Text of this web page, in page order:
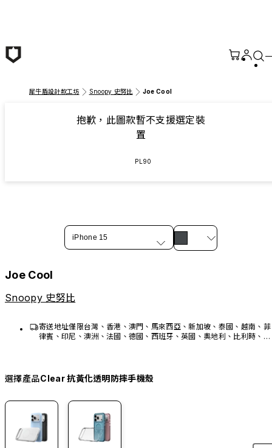
犀牛盾設計款工坊 Snoopy 史努比 Joe Cool
抱歉，此圖款暫不支援選定裝
置
PL90
iPhone 15
Joe Cool
Snoopy 史努比
寄送地址僅限台灣、香港、澳門、馬來西亞、新加坡、泰國、越南、菲
律賓、印尼、澳洲、法國、德國、西班牙、英國、奧地利、比利時、荷
選擇產品Clear 抗黃化透明防摔手機殼